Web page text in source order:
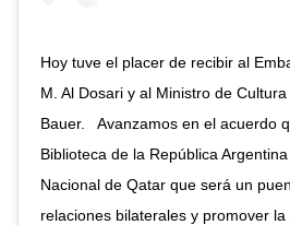
Hoy tuve el placer de recibir al
M. Al Dosari y al Ministro de
Bauer. ⁣ ⁣ Avanzamos en el acuerdo
Biblioteca de la República
Nacional de Qatar que será un
relaciones bilaterales y promover